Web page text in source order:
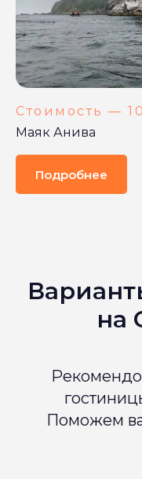
Стоимость —
Маяк Анива
Подробнее
на
Поможем